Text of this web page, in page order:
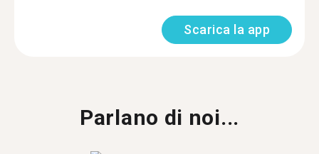
Scarica la app
Parlano di noi...